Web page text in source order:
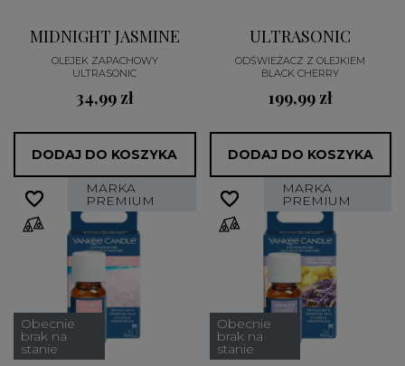
MIDNIGHT JASMINE
OLEJEK ZAPACHOWY
ULTRASONIC
34,99 zł
DODAJ DO KOSZYKA
ULTRASONIC
ODŚWIEŻACZ Z OLEJKIEM
BLACK CHERRY
199,99 zł
DODAJ DO KOSZYKA
MARKA
PREMIUM
Obecnie
brak na
stanie
favorite_border
favorite_border MARKA
PREMIUM
Obecnie
brak na
stanie
favorite_border
favorite_border